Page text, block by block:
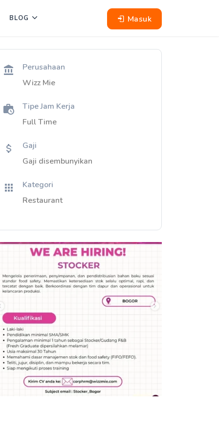
Masuk
BLOG
Perusahaan
Wizz Mie
Tipe Jam Kerja
Full Time
Gaji
Gaji disembunyikan
Kategori
Restaurant